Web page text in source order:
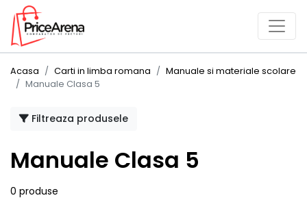
Acasa Carti in limba romana
Manuale si materiale scolare
Manuale Clasa 5
Filtreaza produsele
Manuale Clasa 5
0 produse